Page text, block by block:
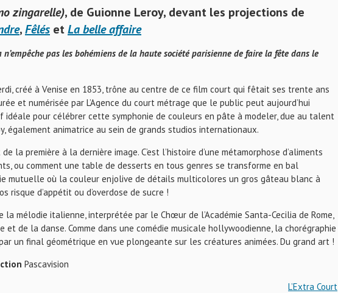
zingarelle), de Guionne Leroy, devant les projections de
,Fêlés etLa belle affaire
pas les bohémiens de la haute société parisienne de faire la fête dans le
créé à Venise en 1853, trône au centre de ce film court qui fêtait ses trente ans
et numérisée par L’Agence du court métrage que le public peut aujourd’hui
idéale pour célébrer cette symphonie de couleurs en pâte à modeler, due au talent
également animatrice au sein de grands studios internationaux.
la première à la dernière image. C’est l’histoire d’une métamorphose d’aliments
ou comment une table de desserts en tous genres se transforme en bal
mutuelle où la couleur enjolive de détails multicolores un gros gâteau blanc à
risque d’appétit ou d’overdose de sucre !
la mélodie italienne, interprétée par le Chœur de l’Académie Santa-Cecilia de Rome,
de la danse. Comme dans une comédie musicale hollywoodienne, la chorégraphie
un final géométrique en vue plongeante sur les créatures animées. Du grand art !
Pascavision
L’Extra Court